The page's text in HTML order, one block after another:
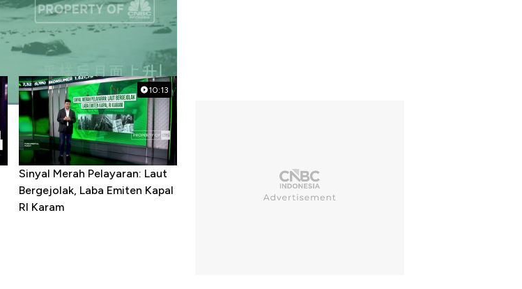
10:13
Sinyal Merah Pelayaran: Laut
Bergejolak, Laba Emiten Kapal
RI Karam